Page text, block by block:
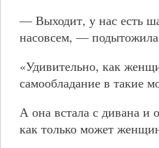
— Выходит, у нас есть
насовсем, —
«Удивительно, как
самообладание в такие
А она встала с дивана и
как только может